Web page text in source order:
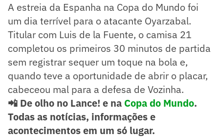
A estreia da Espanha na Copa do Mundo foi
um dia terrível para o atacante Oyarzabal.
Titular com Luis de la Fuente, o camisa 21
completou os primeiros 30 minutos de partida
sem registrar sequer um toque na bola e,
quando teve a oportunidade de abrir o placar,
cabeceou mal para a defesa de Vozinha.
📲 De olho no Lance! e na Copa do Mundo.
Todas as notícias, informações e
acontecimentos em um só lugar.